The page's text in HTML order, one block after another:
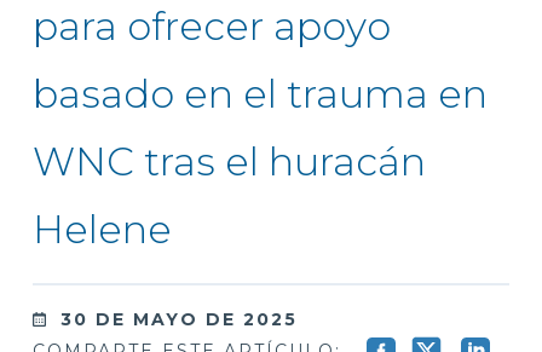
para ofrecer apoyo
basado en el trauma en
WNC tras el huracán
Helene
30 DE MAYO DE 2025